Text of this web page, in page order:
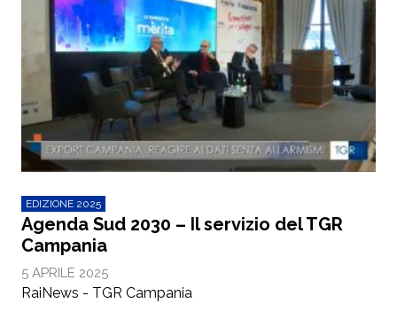
EDIZIONE 2025
Agenda Sud 2030 – Il servizio del TGR
Campania
5 APRILE 2025
RaiNews - TGR Campania